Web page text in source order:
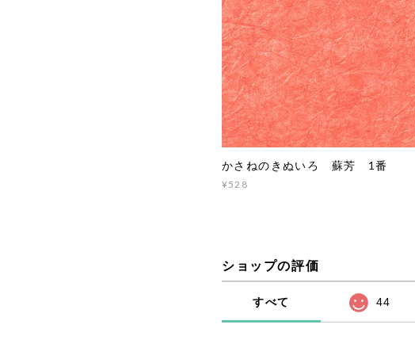
かさねのきぬいろ 蘇芳 1番
¥528
ショップの評価
すべて 44